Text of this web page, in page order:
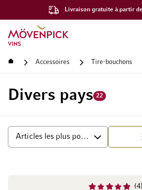
Livraison gratuite à partir
Aller à la page d'accueil
Accueil Accessoires Tire-bouchons
Divers pays 22
Trier parhaut
4